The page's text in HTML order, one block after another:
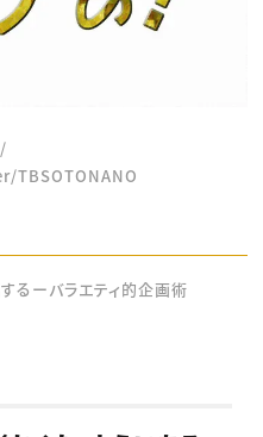
るーバラエティ的企画術